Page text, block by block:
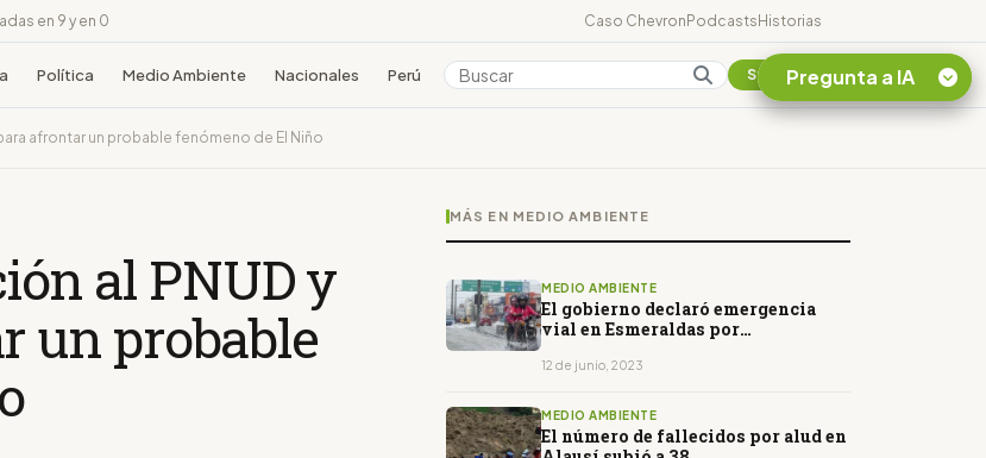
en 9 y en 0 Caso ChevronPodcastsHistorias
Política Medio Ambiente Nacionales Perú Colombia Suscribirse
afrontar un probable fenómeno de El Niño
al PNUD y
un probable
MÁS EN MEDIO AMBIENTE
MEDIO AMBIENTE
El gobierno declaró emergencia
vial en Esmeraldas por
12 de junio, 2023
MEDIO AMBIENTE
El número de fallecidos por alud en
Pregunta a IA